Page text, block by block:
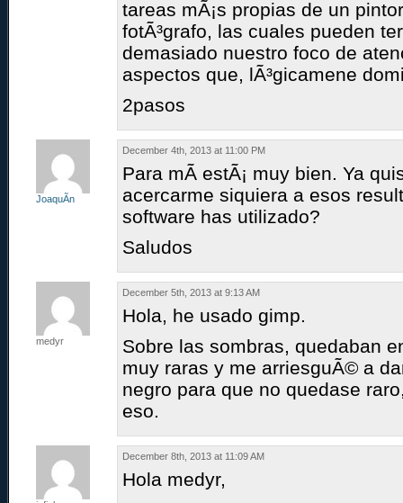
tareas mÃ¡s propias de un
fotÃ³grafo, las cuales pueden
demasiado nuestro foco de
aspectos que, lÃ³gicamene
2pasos
JoaquÃ­n
December 4th, 2013 at 11:00 PM
Para mÃ­ estÃ¡ muy bien. Ya
acercarme siquiera a esos
software has utilizado?
Saludos
medyr
December 5th, 2013 at 9:13 AM
Hola, he usado gimp.
Sobre las sombras, quedaban
muy raras y me arriesguÃ© a
negro para que no quedase
eso.
December 8th, 2013 at 11:09 AM
Hola medyr,